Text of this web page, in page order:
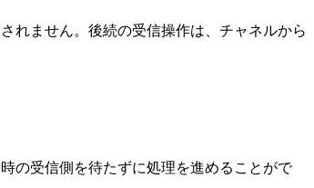
れません。後続の受信操作は、チャネルから
の受信側を待たずに処理を進めることがで